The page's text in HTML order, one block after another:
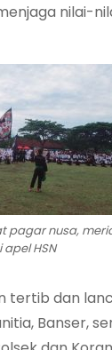
nilai-
pagar nusa,
apel HSN
tertib dan
Banser,